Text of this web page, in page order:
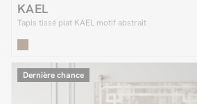
KAEL
Tapis tissé plat KAEL motif abstrait
Dernière chance